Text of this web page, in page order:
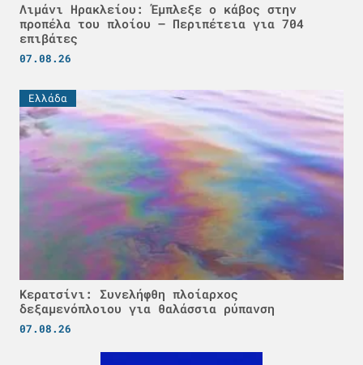
Λιμάνι Ηρακλείου: Έμπλεξε ο κάβος στην
προπέλα του πλοίου – Περιπέτεια για 704
επιβάτες
07.08.26
Ελλάδα
Κερατσίνι: Συνελήφθη πλοίαρχος
δεξαμενόπλοιου για θαλάσσια ρύπανση
07.08.26